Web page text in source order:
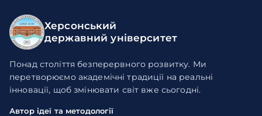
Херсонський
державний університет
Понад століття безперервного розвитку. Ми
перетворюємо академічні традиції на реальні
інновації, щоб змінювати світ вже сьогодні.
Автор ідеї та методології